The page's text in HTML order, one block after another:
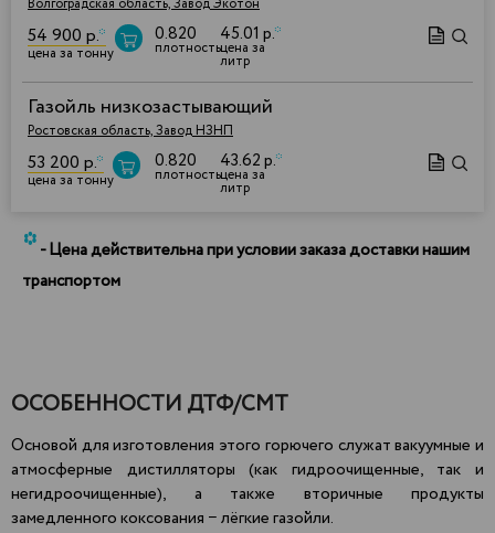
Волгоградская область, Завод Экотон
54 900 р.*
цена за тонну
0.820
плотность
45.01 р.*
цена за
литр
Газойль низкозастывающий
Ростовская область, Завод НЗНП
53 200 р.*
цена за тонну
0.820
плотность
43.62 р.*
цена за
литр
*- Цена действительна при условии заказа доставки нашим
транспортом
ОСОБЕННОСТИ ДТФ/СМТ
Основой для изготовления этого горючего служат вакуумные и
атмосферные дистилляторы (как гидроочищенные, так и
негидроочищенные), а также вторичные продукты
замедленного коксования − лёгкие газойли.